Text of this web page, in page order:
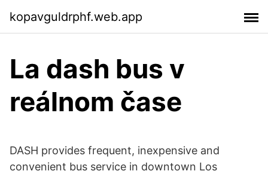
kopavguldrphf.web.app
La dash bus v
reálnom čase
DASH provides frequent, inexpensive and
convenient bus service in downtown Los